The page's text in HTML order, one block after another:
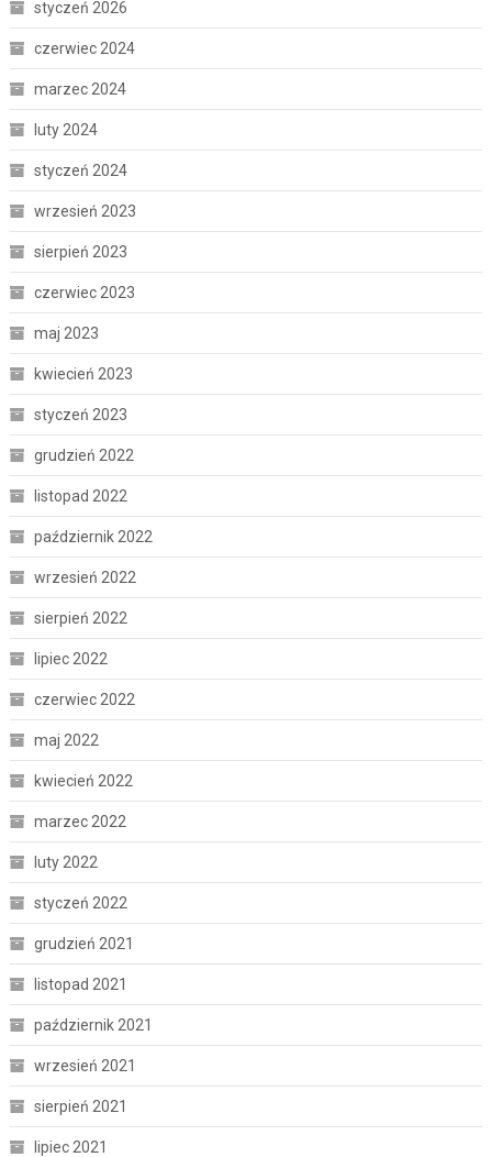
styczeń 2026
czerwiec 2024
marzec 2024
luty 2024
styczeń 2024
wrzesień 2023
sierpień 2023
czerwiec 2023
maj 2023
kwiecień 2023
styczeń 2023
grudzień 2022
listopad 2022
październik 2022
wrzesień 2022
sierpień 2022
lipiec 2022
czerwiec 2022
maj 2022
kwiecień 2022
marzec 2022
luty 2022
styczeń 2022
grudzień 2021
listopad 2021
październik 2021
wrzesień 2021
sierpień 2021
lipiec 2021